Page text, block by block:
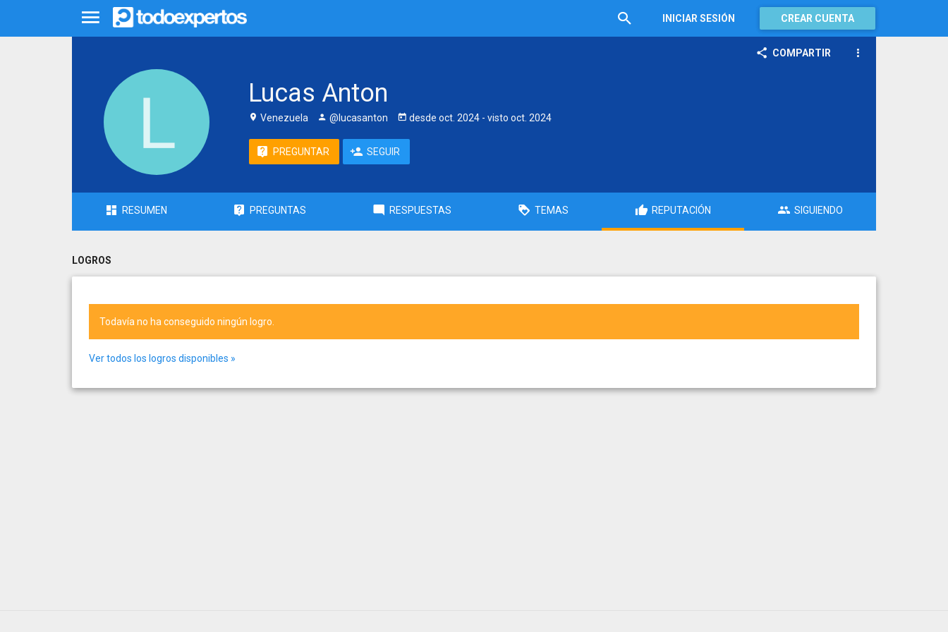
INICIAR SESIÓN CREAR CUENTA
COMPARTIR
Lucas Anton
Venezuela @lucasanton desde oct. 2024 - visto oct. 2024
PREGUNTAR SEGUIR
RESUMEN PREGUNTAS RESPUESTAS TEMAS REPUTACIÓN SIGUIENDO
LOGROS
Todavía no ha conseguido ningún logro.
Ver todos los logros disponibles »